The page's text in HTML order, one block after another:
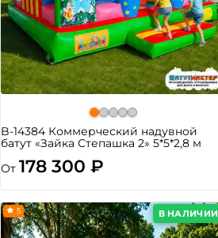
B-14384 Коммерческий надувной
батут «Зайка Степашка 2» 5*5*2,8 м
От 178 300 ₽
В НАЛИЧИИ
5